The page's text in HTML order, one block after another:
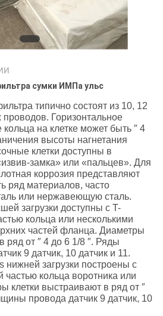
сумки ИМПа ульс
типично состоят из 10, 12
Горизонтальное
на клетке может быть ″ 4
высоты нагнетания
клетки доступны в
замка» или «пальцев». Для
коррозия представляют
ряд материалов, часто
или нержавеющую сталь.
загрузки доступны с T-
кольца или несколькими
частей фланца. Диаметры
ряд от ″ 4 до 6 1/8 ″. Ряды
9 датчик, 10 датчик и 11.
нижней загрузки построены с
частью кольца воротника или
клетки выстраивают в ряд от ″
провода датчик 9 датчик, 10